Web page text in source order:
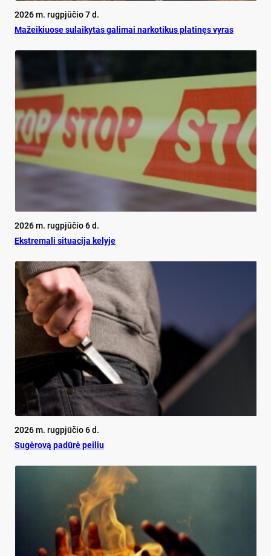
2026 m. rugpjūčio 7 d.
Mažeikiuose sulaikytas galimai narkotikus platinęs vyras
2026 m. rugpjūčio 6 d.
Ekst­re­ma­li si­tua­ci­ja ke­ly­je
2026 m. rugpjūčio 6 d.
Su­gė­ro­vą pa­dū­rė pei­liu